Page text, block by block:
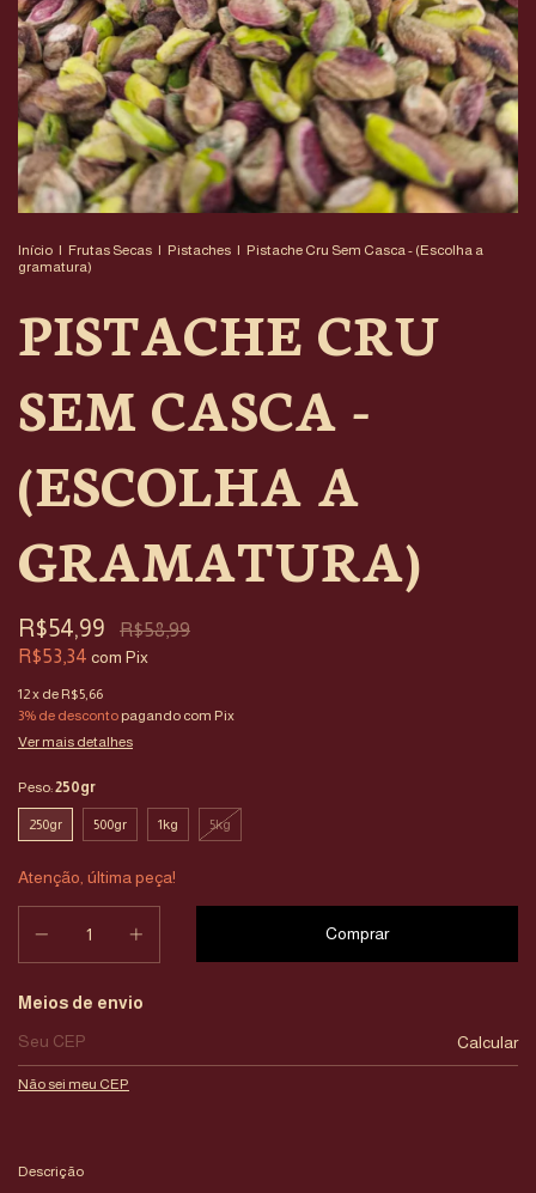
Início | Frutas Secas | Pistaches | Pistache Cru Sem Casca - (Escolha a
gramatura)
PISTACHE CRU
SEM CASCA -
(ESCOLHA A
GRAMATURA)
R$54,99
R$58,99
R$53,34 com Pix
12x de R$5,66
3% de desconto pagando com Pix
Ver mais detalhes
Peso:250gr
250gr 500gr 1kg 5kg
Atenção, última peça!
Entregas para o CEP:
Meios de envio
Calcular
Não sei meu CEP
Descrição